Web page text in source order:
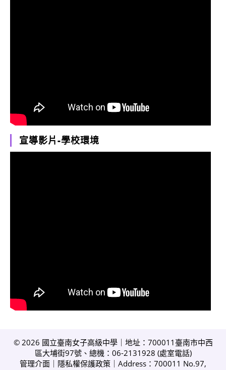
宣導影片-學校環境
© 2026 國立臺南女子高級中學｜地址：700011臺南市中西
區大埔街97號、總機：06-2131928 (處室電話)
管理介面
隱私權保護政策 ｜Address：700011 No.97,